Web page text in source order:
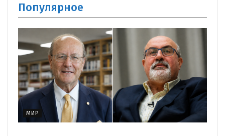
Популярное
МИР